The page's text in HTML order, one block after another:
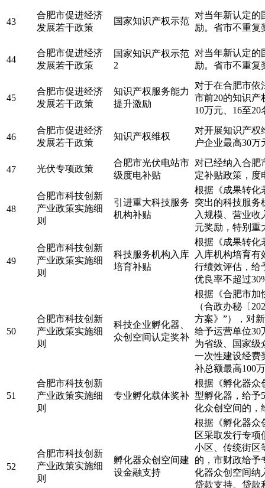
43
合肥市促进经济
发展若干政策
国家知识产权示范
对当年新认定的
励。省市不重复
44
合肥市促进经济
发展若干政策
国家知识产权示范
2
对当年新认定的
励。省市不重复
45
合肥市促进经济
发展若干政策
知识产权服务能力
提升激励
对于在合肥市依
市前20的知识产
10万元、16至
46
合肥市促进经济
发展若干政策
知识产权维权
对开展知识产权
户企业最高30
47 光伏专项政策
合肥市光伏电站市
级度电补贴
对已经纳入合肥
定补贴政策，度
48
合肥市科技创新
产业政策实施细
则
引进重大科技服务
机构补贴
根据《成果转化
突出的科技服务
入规模、营业收
元奖励，特别重
49
合肥市科技创新
产业政策实施细
则
科技服务机构入库
培育补贴
根据《成果转化
入库机构培育有
行绩效评估，给
优良率不超过
50
合肥市科技创新
产业政策实施细
则
科技企业孵化器、
众创空间认定奖补
根据《合肥市加
（合政办秘〔
方案》”），对
给予运营单位30
为省级、国家级
一次性建设经费
补总额最高100
51
合肥市科技创新
产业政策实施细
则
专业孵化载体奖补
根据《孵化器众
型孵化器，给予
化众创空间的，
52
合肥市科技创新
产业政策实施细
则
孵化器众创空间建
设金融支持
根据《孵化器众
区采取发行专
小区、传统街区
的，市财政给予
化器众创空间纳
贷款支持。贷款